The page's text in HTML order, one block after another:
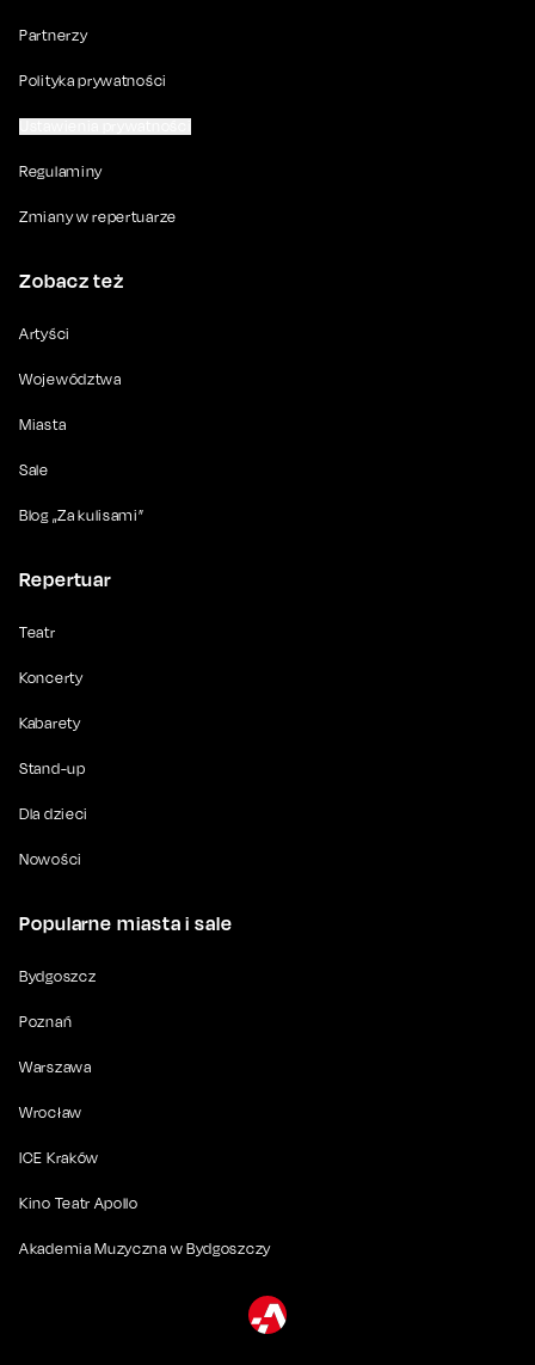
Partnerzy
Polityka prywatności
Regulaminy
Zmiany w repertuarze
Zobacz też
Artyści
Województwa
Miasta
Sale
Blog „Za kulisami”
Repertuar
Teatr
Koncerty
Kabarety
Stand-up
Dla dzieci
Nowości
Popularne miasta i sale
Bydgoszcz
Poznań
Warszawa
Wrocław
ICE Kraków
Kino Teatr Apollo
Akademia Muzyczna w Bydgoszczy